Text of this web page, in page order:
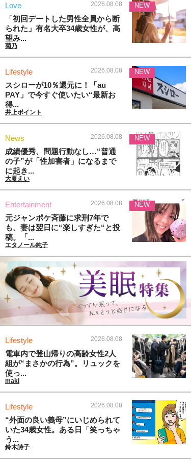
Love 2026.08.08
「初回デートした男性全員から断
られた」有名大卒34歳女性が、高
望み...
菊乃
NEW
Lifestyle 2026.08.08
スシローが10％還元に！「au
PAY」で今すぐ使いたい“最新お
得...
井上ポイント
NEW
News 2026.08.08
成績優秀、問題行動なし…“普通
の子”が「性加害者」になるまで
に起き...
大夏えい
NEW
Entertainment 2026.08.08
元ジャンポケ斉藤に求刑7年で
も、妻は翌日に“楽しすぎた“と投
稿。「...
エタノール純子
NEW
Lifestyle 2026.08.08
電車内で登山帰りの高齢女性2人
組が“まさかの行為”。リュックを
使っ...
maki
Lifestyle 2026.08.08
“外面の良い義母”にいじめられて
いた34歳女性。ある日「笑っちゃ
う...
鈴木詩子